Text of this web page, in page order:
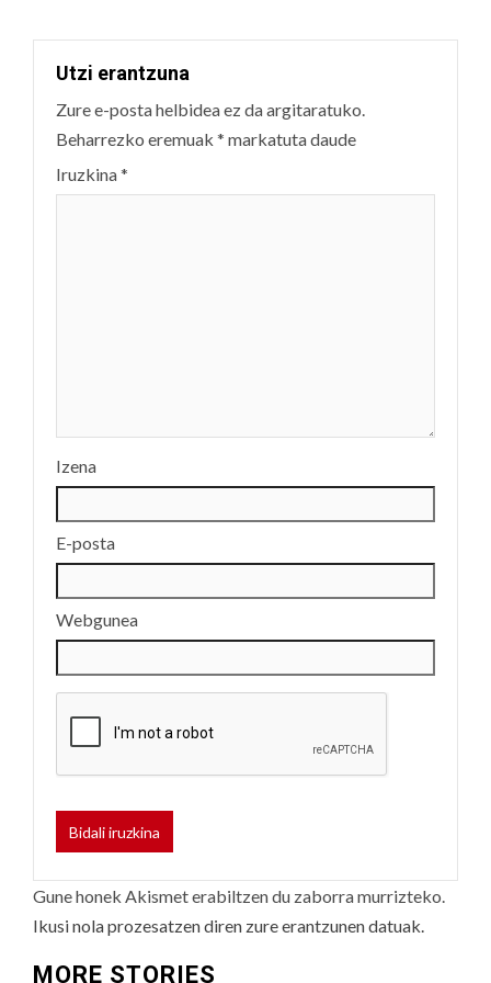
Utzi erantzuna
Zure e-posta helbidea ez da argitaratuko.
Beharrezko eremuak * markatuta daude
Iruzkina*
Izena
E-posta
Webgunea
Gune honek Akismet erabiltzen du zaborra murrizteko.
Ikusi nola prozesatzen diren zure erantzunen datuak.
MORE STORIES